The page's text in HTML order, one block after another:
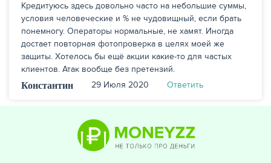
Кредитуюсь здесь довольно часто на небольшие суммы,
условия человеческие и % не чудовищный, если брать
понемногу. Операторы нормальные, не хамят. Иногда
достает повторная фотопроверка в целях моей же
защиты. Хотелось бы ещё акции какие-то для частых
клиентов. Атак вообще без претензий.
Константин
29 Июля 2020 Ответить